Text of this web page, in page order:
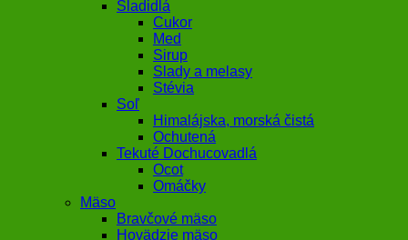
Sladidlá
Cukor
Med
Sirup
Slady a melasy
Stévia
Soľ
Himalájska, morská čistá
Ochutená
Tekuté Dochucovadlá
Ocot
Omáčky
Mäso
Bravčové mäso
Hovädzie mäso